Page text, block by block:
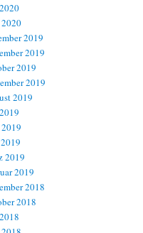
2019
2019
2019
2019
2019
2019
2019
2018
2018